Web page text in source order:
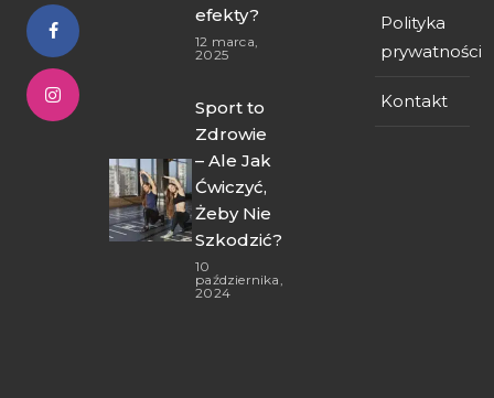
efekty?
12 marca,
2025
Sport to
Zdrowie
– Ale Jak
Ćwiczyć,
Żeby Nie
Szkodzić?
10
października,
2024
Polityka
prywatności
Kontakt